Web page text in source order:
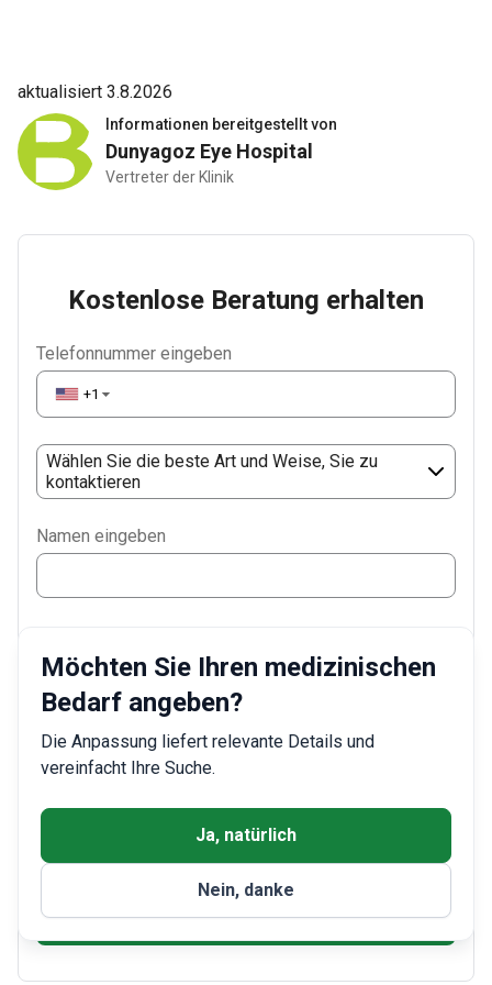
Informationen bereitgestellt von
Dunyagoz Eye Hospital
Vertreter der Klinik
aktualisiert 3.8.2026
Kostenlose Beratung erhalten
Telefonnummer eingeben
+1 ▼
Wählen Sie die beste Art und Weise, Sie zu
kontaktieren
Telegram
Namen eingeben
Ich stimme demNutzungsbedingungen
This site is protected by reCAPTCHA and the Google
and
Anfrage senden
Möchten Sie Ihren medizinischen
Bedarf angeben?
Die Anpassung liefert relevante Details und
vereinfacht Ihre Suche.
Ja, natürlich
Nein, danke